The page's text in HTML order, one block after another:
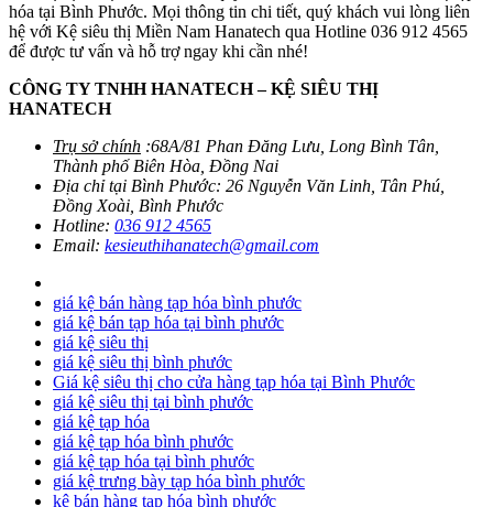
hóa tại Bình Phước. Mọi thông tin chi tiết, quý khách vui lòng liên
hệ với Kệ siêu thị Miền Nam Hanatech qua Hotline 036 912 4565
để được tư vấn và hỗ trợ ngay khi cần nhé!
CÔNG TY TNHH HANATECH – KỆ SIÊU THỊ
HANATECH
Trụ sở chính :68A/81 Phan Đăng Lưu, Long Bình Tân,
Thành phố Biên Hòa, Đồng Nai
Địa chỉ tại Bình Phước: 26 Nguyễn Văn Linh, Tân Phú,
Đồng Xoài, Bình Phước
Hotline: 036 912 4565
Email: kesieuthihanatech@gmail.com
giá kệ bán hàng tạp hóa bình phước
giá kệ bán tạp hóa tại bình phước
giá kệ siêu thị
giá kệ siêu thị bình phước
Giá kệ siêu thị cho cửa hàng tạp hóa tại Bình Phước
giá kệ siêu thị tại bình phước
giá kệ tạp hóa
giá kệ tạp hóa bình phước
giá kệ tạp hóa tại bình phước
giá kệ trưng bày tạp hóa bình phước
kệ bán hàng tạp hóa bình phước